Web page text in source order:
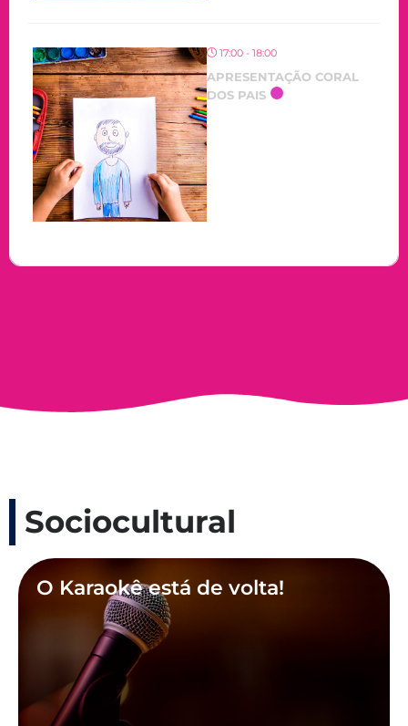
17:00 - 18:00
APRESENTAÇÃO CORAL
DOS PAIS
Sociocultural
O Karaokê está de volta!